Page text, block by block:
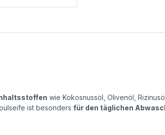
wie Kokosnussöl, Olivenöl,
ist besonders für den täglichen